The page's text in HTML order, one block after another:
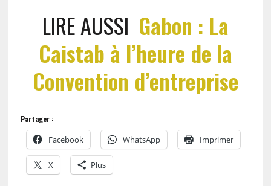
LIRE AUSSI Gabon : La
Caistab à l’heure de la
Convention d’entreprise
Partager :
Facebook WhatsApp Imprimer
X Plus